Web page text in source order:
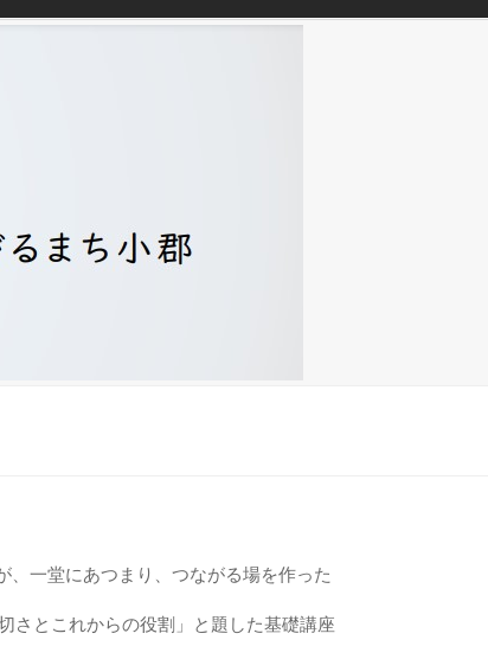
一堂にあつまり、つながる場を作った
さとこれからの役割」と題した基礎講座